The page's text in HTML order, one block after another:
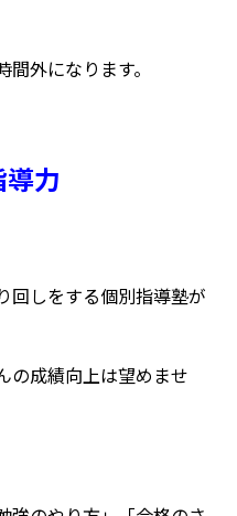
外になります。
力
回しをする個別指導塾が
の成績向上は望めませ